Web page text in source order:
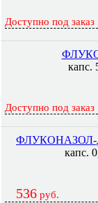
Доступно под заказ
капс.
Доступно под заказ
ФЛУКОНАЗОЛ-
капс.
536 руб.